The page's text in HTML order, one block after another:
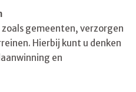
gemeenten, verzorgen
Hierbij kunt u denken
en